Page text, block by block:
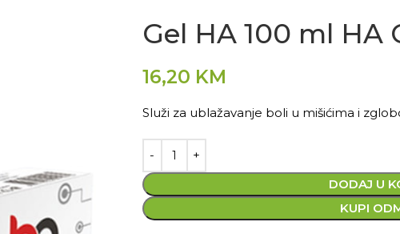
Gel HA 100 ml HA
16,20 KM
Služi za ublažavanje boli u mišićima i
DODAJ U
KUPI